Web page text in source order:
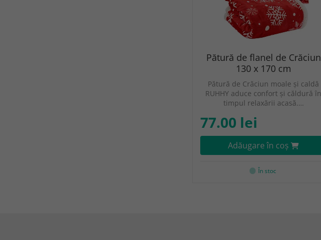
Pătură de flanel de Crăciun
130 x 170 cm
Pătură de Crăciun moale și caldă
RUHHY aduce confort și căldură în
timpul relaxării acasă.…
77.00 lei
Adăugare în coş
În stoc